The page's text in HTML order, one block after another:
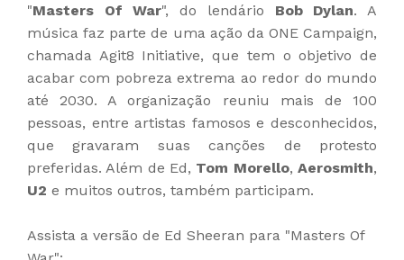
"Masters Of War", do lendário Bob Dylan. A
música faz parte de uma ação da ONE Campaign,
chamada Agit8 Initiative, que tem o objetivo de
acabar com pobreza extrema ao redor do mundo
até 2030. A organização reuniu mais de 100
pessoas, entre artistas famosos e desconhecidos,
que gravaram suas canções de protesto
preferidas. Além de Ed, Tom Morello,Aerosmith,
U2 e muitos outros, também participam.
Assista a versão de Ed Sheeran para "Masters Of